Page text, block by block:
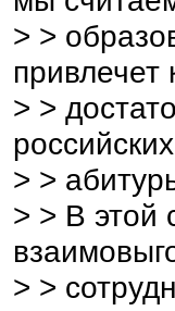
> >
привлечет
> >
российских
> >
> > В этой
> >